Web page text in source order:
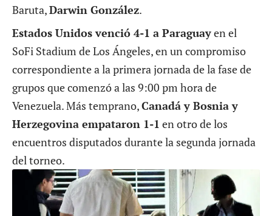
Baruta,Darwin González.
Estados Unidos venció 4-1 a Paraguayen el
SoFi Stadium de Los Ángeles, en un compromiso
correspondiente a la primera jornada de la fase de
grupos que comenzó a las 9:00 pm hora de
Venezuela. Más temprano,Canadá y Bosnia y
Herzegovina empataron 1-1 en otro de los
encuentros disputados durante la segunda jornada
del torneo.